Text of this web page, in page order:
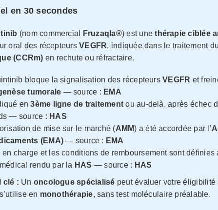
en 30 secondes
(nom commercial Fruzaqla®) est unethérapie ciblée
oral des récepteursVEGFR, indiquée dans le traitement
(CCRm) en rechute ou réfractaire.
bloque la signalisation des récepteursVEGFR et
tumorale — source : EMA
en3ème ligne de traitement ou au-delà, après échec
— source : HAS
de mise sur le marché (AMM) a été accordée par l’
(EMA) — source : EMA
en charge et les conditions de remboursement sont définies
rendu par la HAS — source : HAS
clé : Un oncologue spécialisé peut évaluer votre
en monothérapie, sans test moléculaire préalable.